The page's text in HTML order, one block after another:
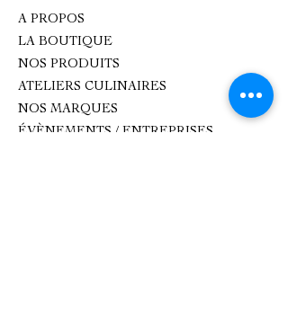
A PROPOS
LA BOUTIQUE
NOS PRODUITS
ATELIERS CULINAIRES
NOS MARQUES
ÉVÈNEMENTS / ENTREPRISES